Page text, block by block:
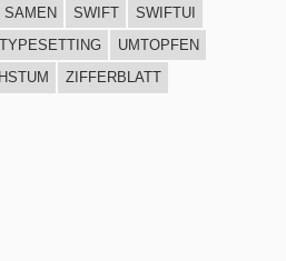
SAMEN SWIFT
SWIFTUI
TYPESETTING
UMTOPFEN
ZIFFERBLATT